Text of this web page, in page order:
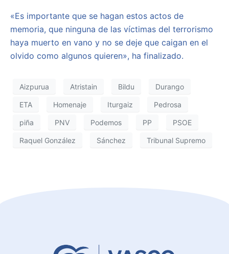
«Es importante que se hagan estos actos de
memoria, que ninguna de las víctimas del terrorismo
haya muerto en vano y no se deje que caigan en el
olvido como algunos quieren», ha finalizado.
Aizpurua Atristain Bildu Durango
ETA Homenaje Iturgaiz Pedrosa
piña PNV Podemos PP PSOE
Raquel González Sánchez Tribunal Supremo